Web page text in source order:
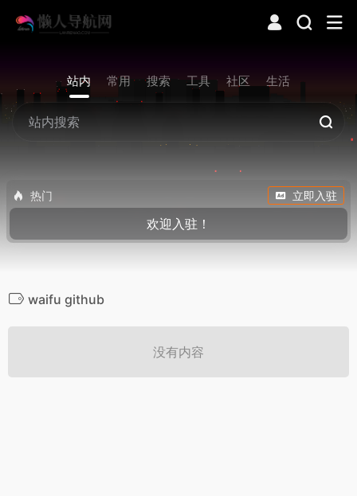
站内 常用 搜索 工具 社区 生活
热门 立即入驻
欢迎入驻！
waifu github
没有内容